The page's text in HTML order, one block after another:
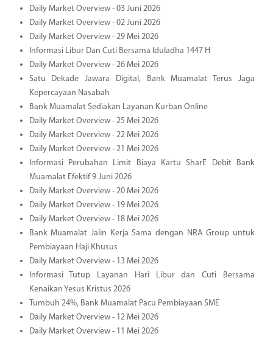
Daily Market Overview - 03 Juni 2026
Daily Market Overview - 02 Juni 2026
Daily Market Overview - 29 Mei 2026
Informasi Libur Dan Cuti Bersama Iduladha 1447 H
Daily Market Overview - 26 Mei 2026
Satu Dekade Jawara Digital, Bank Muamalat Terus Jaga
Kepercayaan Nasabah
Bank Muamalat Sediakan Layanan Kurban Online
Daily Market Overview - 25 Mei 2026
Daily Market Overview - 22 Mei 2026
Daily Market Overview - 21 Mei 2026
Informasi Perubahan Limit Biaya Kartu SharE Debit Bank
Muamalat Efektif 9 Juni 2026
Daily Market Overview - 20 Mei 2026
Daily Market Overview - 19 Mei 2026
Daily Market Overview - 18 Mei 2026
Bank Muamalat Jalin Kerja Sama dengan NRA Group untuk
Pembiayaan Haji Khusus
Daily Market Overview - 13 Mei 2026
Informasi Tutup Layanan Hari Libur dan Cuti Bersama
Kenaikan Yesus Kristus 2026
Tumbuh 24%, Bank Muamalat Pacu Pembiayaan SME
Daily Market Overview - 12 Mei 2026
Daily Market Overview - 11 Mei 2026